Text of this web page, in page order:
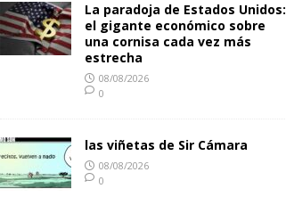
La paradoja de Estados Unidos:
el gigante económico sobre
una cornisa cada vez más
estrecha
08/08/2026
0
las viñetas de Sir Cámara
08/08/2026
0